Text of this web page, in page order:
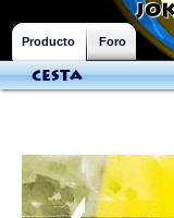
Producto Foro
Cesta